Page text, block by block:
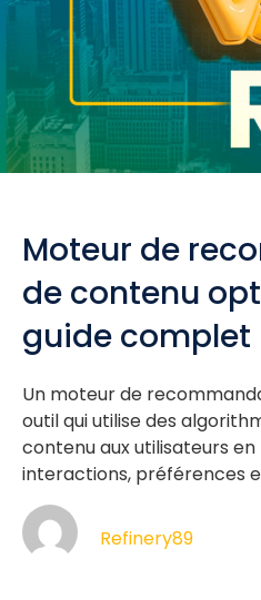
Moteur de
de contenu
guide complet
Un moteur de
outil qui utilise des
contenu aux utilisateurs
interactions, préférences
Refinery89